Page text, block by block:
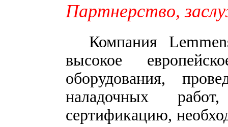
Партнерство,
Компания
высокое
оборудования,
наладочных
сертификацию,